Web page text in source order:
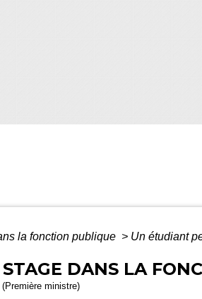
la fonction publique > Un étudiant
DANS LA
ministre)